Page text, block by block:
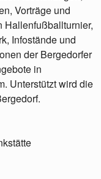
Vorträge und
Hallenfußballturnier,
Infostände und
der Bergedorfer
in
Unterstützt wird die